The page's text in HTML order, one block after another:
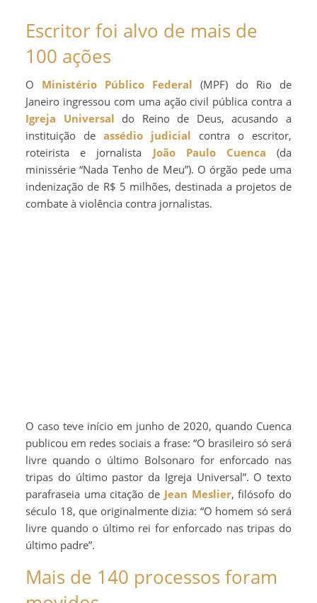
Escritor foi alvo de mais de
100 ações
Ministério Público Federal (MPF) do Rio de
Janeiro ingressou com uma ação civil pública contra a
Igreja Universal do Reino de Deus, acusando a
instituição de assédio judicial contra o escritor,
roteirista e jornalista João Paulo Cuenca (da
minissérie “Nada Tenho de Meu”). O órgão pede uma
indenização de R$ 5 milhões, destinada a projetos de
combate à violência contra jornalistas.
O caso teve início em junho de 2020, quando Cuenca
publicou em redes sociais a frase: “O brasileiro só será
livre quando o último Bolsonaro for enforcado nas
tripas do último pastor da Igreja Universal”. O texto
parafraseia uma citação de Jean Meslier, filósofo do
século 18, que originalmente dizia: “O homem só será
livre quando o último rei for enforcado nas tripas do
último padre”.
Mais de 140 processos foram